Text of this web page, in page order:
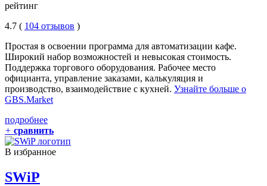
рейтинг
4.7 ( 104 отзывов )
Простая в освоении программа для автоматизации кафе.
Широкий набор возможностей и невысокая стоимость.
Поддержка торгового оборудования. Рабочее место
официанта, управление заказами, калькуляция и
производство, взаимодействие с кухней. Узнайте больше о
GBS.Market
подробнее
+ сравнить
В избранное
SWiP